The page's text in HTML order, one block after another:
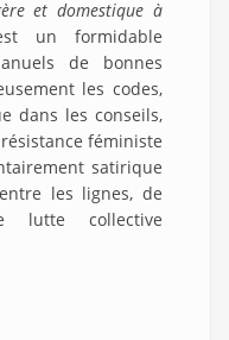
et domestique à
un formidable
de bonnes
les codes,
dans les conseils,
féministe
satirique
les lignes, de
lutte collective